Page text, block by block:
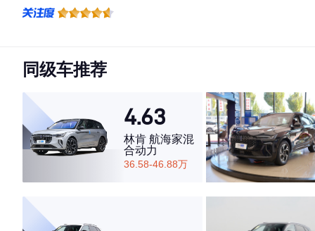
·空间表现一般，低于90%同级车
同级车推荐
4.63
林肯 航海家混
合动力
36.58-46.88万